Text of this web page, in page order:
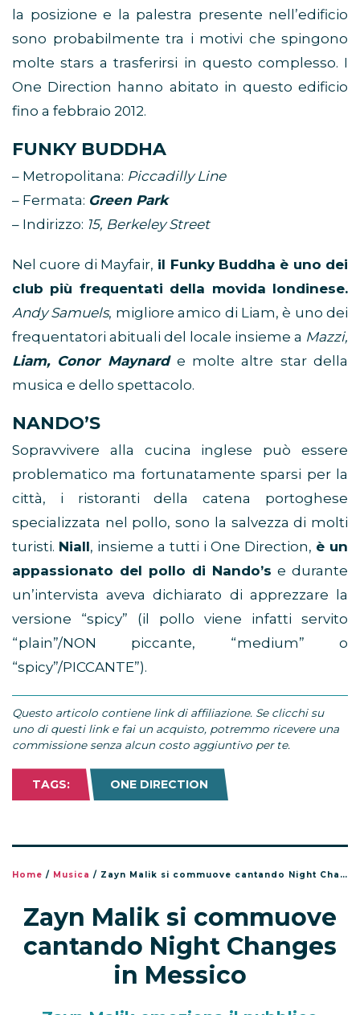
la posizione e la palestra presente nell’edificio
sono probabilmente tra i motivi che spingono
molte stars a trasferirsi in questo complesso. I
One Direction hanno abitato in questo edificio
fino a febbraio 2012.
FUNKY BUDDHA
– Metropolitana: Piccadilly Line
– Fermata: Green Park
– Indirizzo: 15, Berkeley Street
Nel cuore di Mayfair, il Funky Buddha è uno dei
club più frequentati della movida londinese.
Andy Samuels, migliore amico di Liam, è uno dei
frequentatori abituali del locale insieme a Mazzi,
Liam, Conor Maynard e molte altre star della
musica e dello spettacolo.
NANDO’S
Sopravvivere alla cucina inglese può essere
problematico ma fortunatamente sparsi per la
città, i ristoranti della catena portoghese
specializzata nel pollo, sono la salvezza di molti
turisti. Niall, insieme a tutti i One Direction, è un
appassionato del pollo di Nando’s e durante
un’intervista aveva dichiarato di apprezzare la
versione “spicy” (il pollo viene infatti servito
“plain”/NON piccante, “medium” o
“spicy”/PICCANTE”).
Questo articolo contiene link di affiliazione. Se clicchi su
uno di questi link e fai un acquisto, potremmo ricevere una
commissione senza alcun costo aggiuntivo per te.
TAGS: ONE DIRECTION
Home / Musica / Zayn Malik si commuove cantando Night Changes in Messico
Zayn Malik si commuove
cantando Night Changes
in Messico